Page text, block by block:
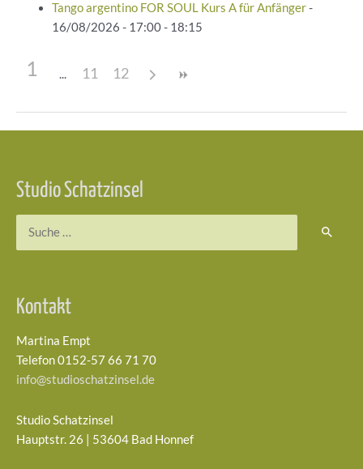
Tango argentino FOR SOUL Kurs A für Anfänger-
16/08/2026 - 17:00 - 18:15
1 11 12
Studio Schatzinsel
Kontakt
Martina Empt
Telefon 0152-57 66 71 70
info@studioschatzinsel.de
Studio Schatzinsel
Hauptstr. 26 | 53604 Bad Honnef